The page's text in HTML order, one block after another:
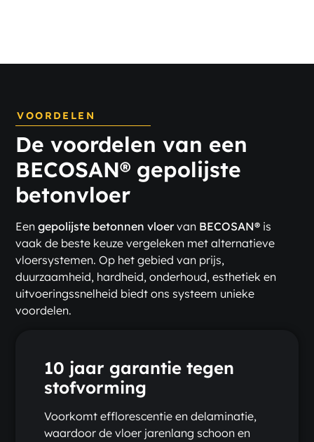
VOORDELEN
De voordelen van een
BECOSAN® gepolijste
betonvloer
Eengepolijste betonnen vloervan BECOSAN® is
vaak de beste keuze vergeleken met alternatieve
vloersystemen. Op het gebied van prijs,
duurzaamheid, hardheid, onderhoud, esthetiek en
uitvoeringssnelheid biedt ons systeem unieke
voordelen.
10 jaar garantie tegen
stofvorming
Voorkomt efflorescentie en delaminatie,
waardoor de vloer jarenlang schoon en